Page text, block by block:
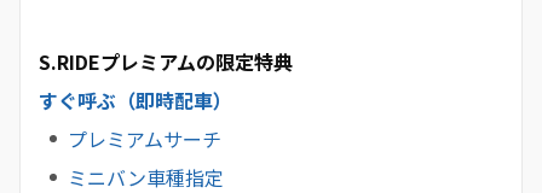
S.RIDEプレミアムの限定特典
すぐ呼ぶ（即時配車）
プレミアムサーチ
ミニバン車種指定